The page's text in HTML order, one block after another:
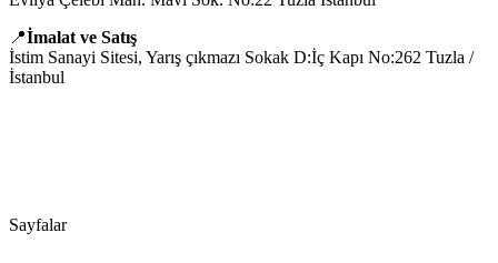
📍İmalat ve Satış
İstim Sanayi Sitesi, Yarış çıkmazı Sokak D:İç Kapı No:262 Tuzla /
İstanbul
Sayfalar